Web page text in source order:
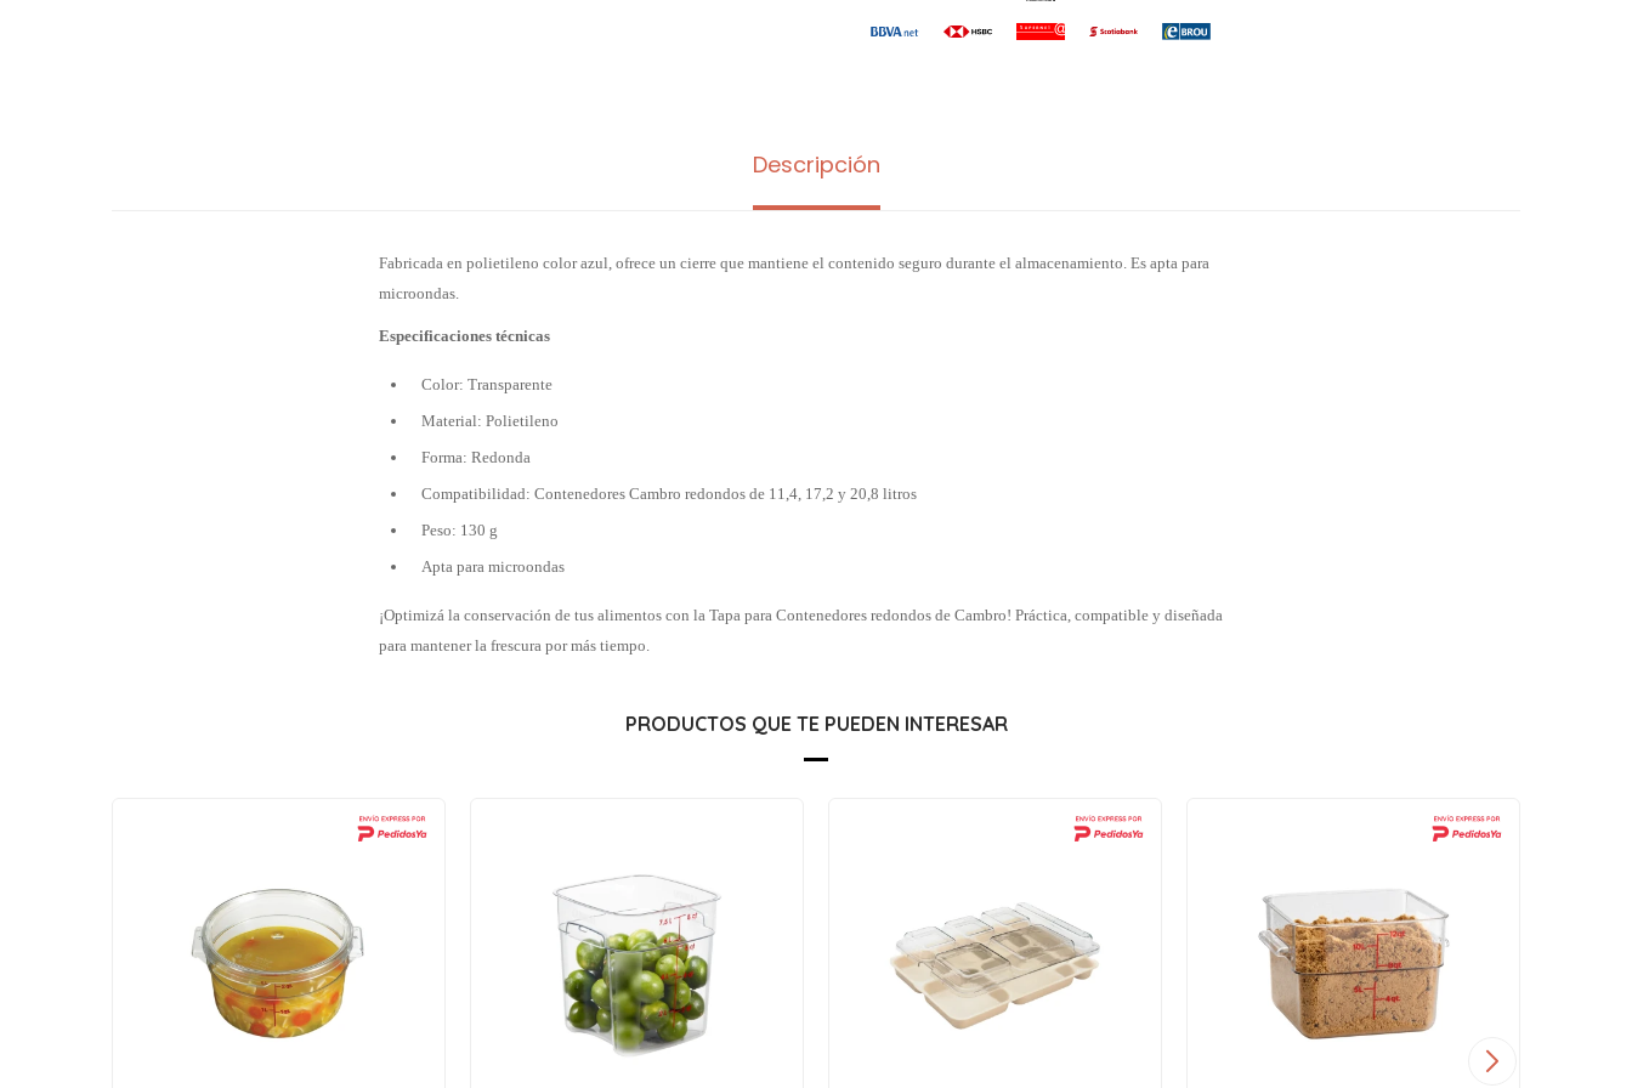
Descripción
Fabricada en polietileno color azul, ofrece un cierre que mantiene el contenido seguro durante el almacenamiento. Es apta para
microondas.
Especificaciones técnicas
Color: Transparente
Material: Polietileno
Forma: Redonda
Compatibilidad: Contenedores Cambro redondos de 11,4, 17,2 y 20,8 litros
Peso: 130 g
Apta para microondas
¡Optimizá la conservación de tus alimentos con la Tapa para Contenedores redondos de Cambro! Práctica, compatible y diseñada
para mantener la frescura por más tiempo.
PRODUCTOS QUE TE PUEDEN INTERESAR